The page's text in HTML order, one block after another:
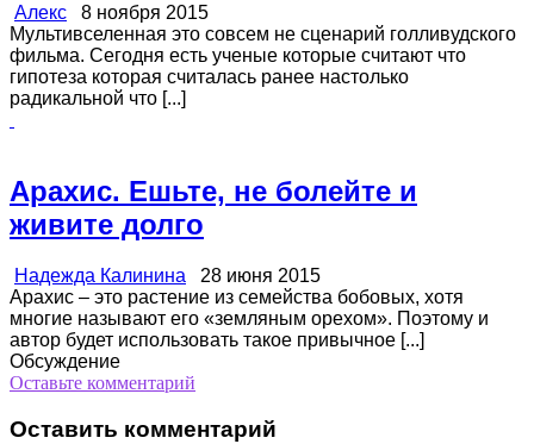
Алекс 8 ноября 2015
Мультивселенная это совсем не сценарий голливудского
фильма. Сегодня есть ученые которые считают что
гипотеза которая считалась ранее настолько
радикальной что [...]
Арахис. Ешьте, не болейте и
живите долго
Надежда Калинина 28 июня 2015
Арахис – это растение из семейства бобовых, хотя
многие называют его «земляным орехом». Поэтому и
автор будет использовать такое привычное [...]
Обсуждение
Оставьте комментарий
Оставить комментарий